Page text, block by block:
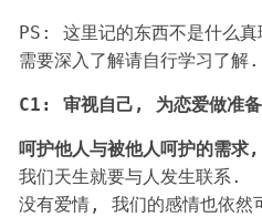
PS: 这里记的东西不是什么
需要深入了解请自行学习了解.
C1: 审视自己, 为恋爱做准备
呵护他人与被他人呵护的需
我们天生就要与人发生联系.
没有爱情, 我们的感情也依然